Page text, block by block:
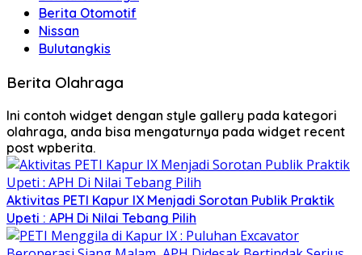
Berita Otomotif
Nissan
Bulutangkis
Berita Olahraga
Ini contoh widget dengan style gallery pada kategori
olahraga, anda bisa mengaturnya pada widget recent
post wpberita.
Aktivitas PETI Kapur IX Menjadi Sorotan Publik Praktik
Upeti : APH Di Nilai Tebang Pilih